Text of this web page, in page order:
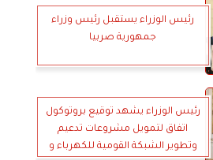
رئيس الوزراء يستقبل رئيس وزراء
جمهورية صربيا
رئيس الوزراء يشهد توقيع بروتوكول
اتفاق لتمويل مشروعات تدعيم
وتطوير الشبكة القومية للكهرباء و